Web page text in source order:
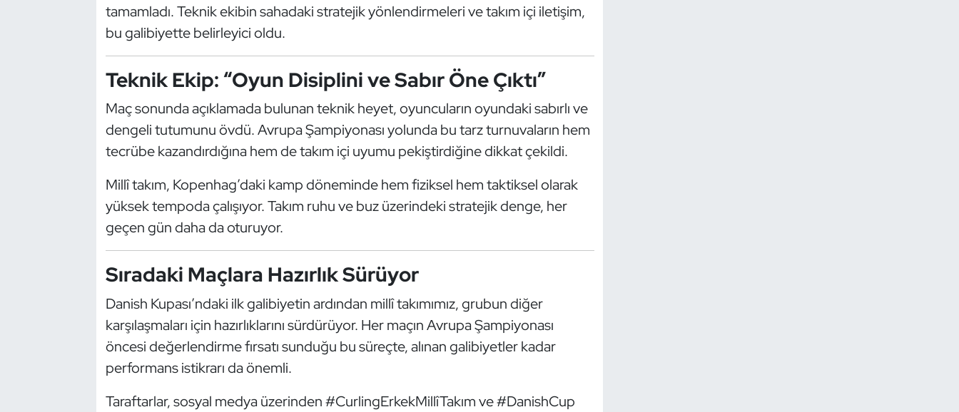
tamamladı. Teknik ekibin sahadaki stratejik yönlendirmeleri ve takım içi iletişim,
bu galibiyette belirleyici oldu.
Teknik Ekip: “Oyun Disiplini ve Sabır Öne Çıktı”
Maç sonunda açıklamada bulunan teknik heyet, oyuncuların oyundaki sabırlı ve
dengeli tutumunu övdü. Avrupa Şampiyonası yolunda bu tarz turnuvaların hem
tecrübe kazandırdığına hem de takım içi uyumu pekiştirdiğine dikkat çekildi.
Millî takım, Kopenhag’daki kamp döneminde hem fiziksel hem taktiksel olarak
yüksek tempoda çalışıyor. Takım ruhu ve buz üzerindeki stratejik denge, her
geçen gün daha da oturuyor.
Sıradaki Maçlara Hazırlık Sürüyor
Danish Kupası’ndaki ilk galibiyetin ardından millî takımımız, grubun diğer
karşılaşmaları için hazırlıklarını sürdürüyor. Her maçın Avrupa Şampiyonası
öncesi değerlendirme fırsatı sunduğu bu süreçte, alınan galibiyetler kadar
performans istikrarı da önemli.
Taraftarlar, sosyal medya üzerinden #CurlingErkekMillîTakım ve #DanishCup
Modern Pentatlon